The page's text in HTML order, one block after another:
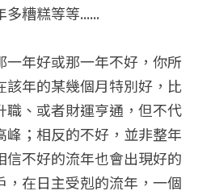
班
糟糕等等......
一年好或那一年不好，你所
該年的某幾個月特別好，比
職、或者財運亨通，但不代
峰；相反的不好，並非整年
信不好的流年也會出現好的
，在日主受剋的流年，一個